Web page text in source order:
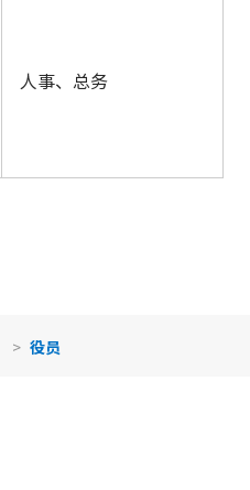
人事、总务
役员